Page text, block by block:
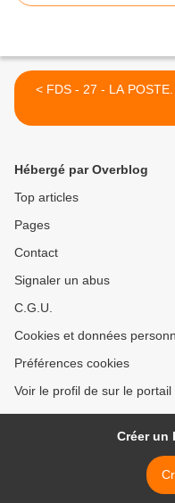
< FDS - 27 - LA POSTE.
Hébergé par Overblog
Top articles
Pages
Contact
Signaler un abus
C.G.U.
Cookies et données
Préférences cookies
Voir le profil de sur le portail
Créer un